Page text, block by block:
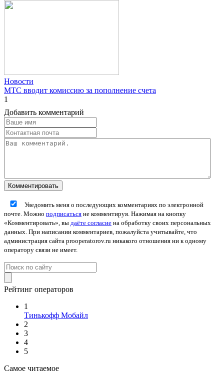
Новости
МТС вводит комиссию за пополнение счета
1
Добавить комментарий
Уведомить меня о последующих комментариях по электронной
почте. Можно подписаться не комментируя. Нажимая на кнопку
«Комментировать», вы даёте согласие на обработку своих персональных
данных. При написании комментариев, пожалуйста учитывайте, что
администрация сайта prooperatorov.ru никакого отношения ни к одному
оператору связи не имеет.
Рейтинг операторов
1
Тинькофф Мобайл
2
3
4
5
Самое читаемое